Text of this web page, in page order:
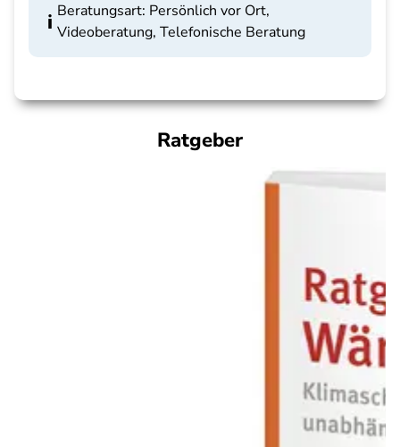
Beratungsart: Persönlich vor Ort,
Videoberatung, Telefonische Beratung
Ratgeber